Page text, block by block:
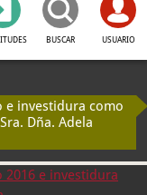
BUSCAR USUARIO
e investidura como
Dña. Adela